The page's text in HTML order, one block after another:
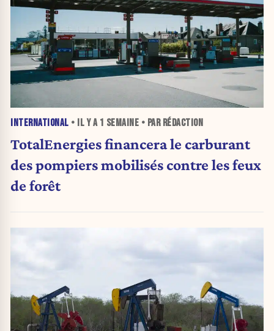
INTERNATIONAL • IL Y A 1 SEMAINE • PAR RÉDACTION
TotalEnergies financera le carburant
des pompiers mobilisés contre les feux
de forêt